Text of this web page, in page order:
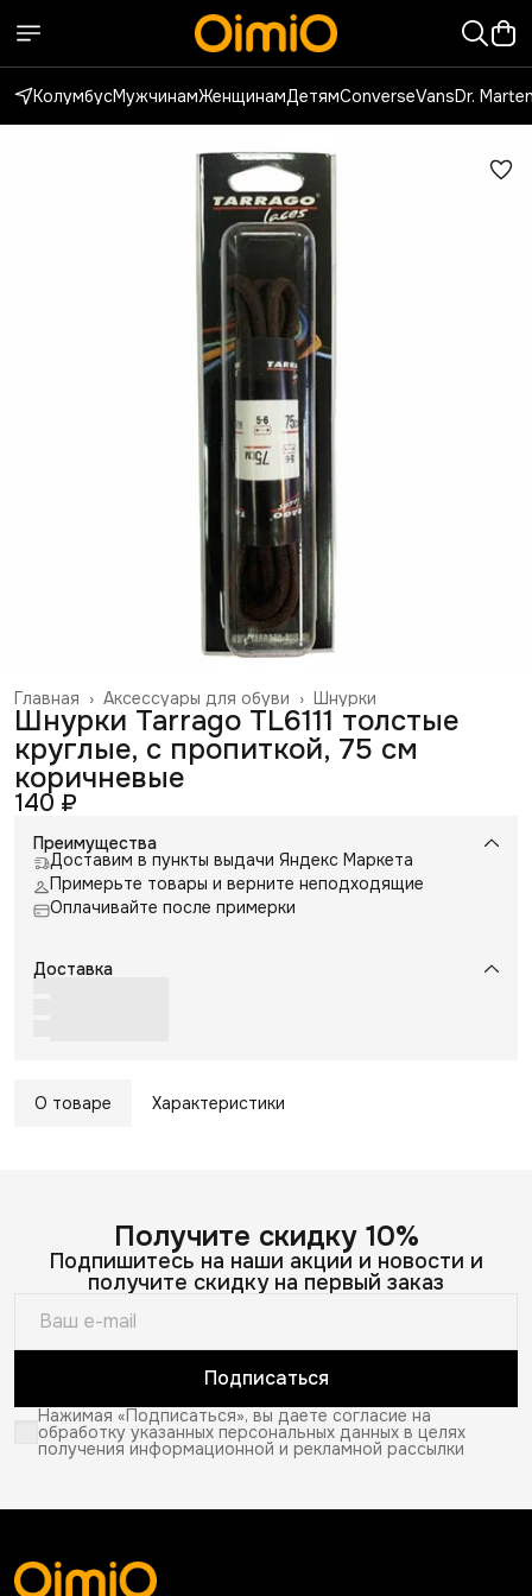
КолумбусМужчинамЖенщинамДетямConverseVansDr.
Шнурки
Аксессуары для обуви ›
Главная ›
Шнурки Tarrago TL6111 толстые
круглые, с пропиткой, 75 см
коричневые
140 ₽
Преимущества
Доставим в пункты выдачи Яндекс Маркета
Примерьте товары и верните неподходящие
Оплачивайте после примерки
Доставка
О товаре Характеристики
Получите скидку 10%
Подпишитесь на наши акции и новости и
получите скидку на первый заказ
Подписаться
Нажимая «Подписаться», вы даете согласие на
обработку указанных персональных данных в целях
получения информационной и рекламной рассылки